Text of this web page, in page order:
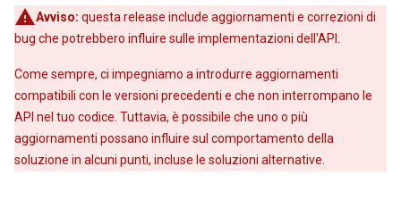
Avviso: questa release include aggiornamenti e correzioni di
bug che potrebbero influire sulle implementazioni dell'API.
Come sempre, ci impegniamo a introdurre aggiornamenti
compatibili con le versioni precedenti e che non interrompano le
API nel tuo codice. Tuttavia, è possibile che uno o più
aggiornamenti possano influire sul comportamento della
soluzione in alcuni punti, incluse le soluzioni alternative.